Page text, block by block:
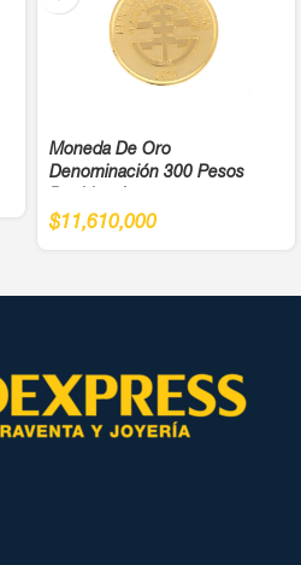
Moneda De Oro
Denominación 300 Pesos
Panamericanos Año 1971 Cali
$11,610,000